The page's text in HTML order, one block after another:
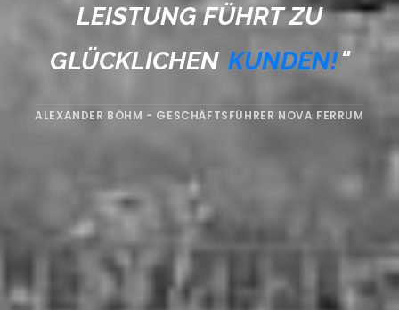
LEISTUNG FÜHRT ZU
GLÜCKLICHEN KUNDEN!"
ALEXANDER BÖHM - GESCHÄFTSFÜHRER NOVA FERRUM